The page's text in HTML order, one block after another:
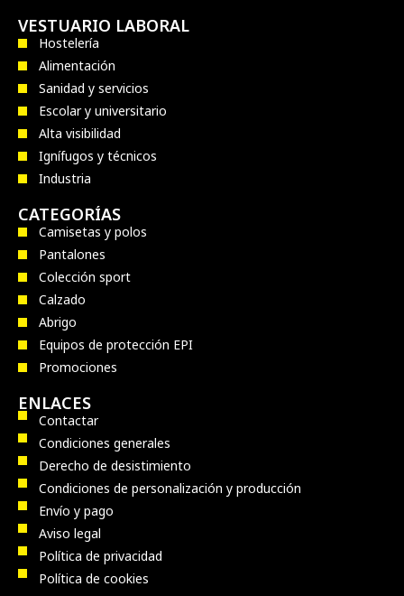
VESTUARIO LABORAL
Hostelería
Alimentación
Sanidad y servicios
Escolar y universitario
Alta visibilidad
Ignífugos y técnicos
Industria
CATEGORÍAS
Camisetas y polos
Pantalones
Colección sport
Calzado
Abrigo
Equipos de protección EPI
Promociones
ENLACES
Contactar
Condiciones generales
Derecho de desistimiento
Condiciones de personalización y producción
Envío y pago
Aviso legal
Política de privacidad
Política de cookies